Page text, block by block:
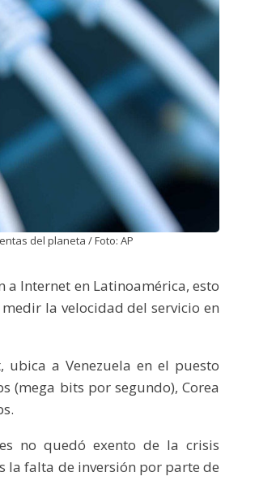
del planeta / Foto: AP
a Internet en Latinoamérica, esto
la velocidad del servicio en
a Venezuela en el puesto
(mega bits por segundo), Corea
no quedó exento de la crisis
la falta de inversión por parte de